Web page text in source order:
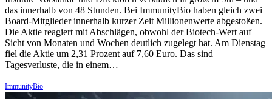
das innerhalb von 48 Stunden. Bei ImmunityBio haben gleich zwei
Board-Mitglieder innerhalb kurzer Zeit Millionenwerte abgestoßen.
Die Aktie reagiert mit Abschlägen, obwohl der Biotech-Wert auf
Sicht von Monaten und Wochen deutlich zugelegt hat. Am Dienstag
fiel die Aktie um 2,31 Prozent auf 7,60 Euro. Das sind
Tagesverluste, die in einem…
ImmunityBio